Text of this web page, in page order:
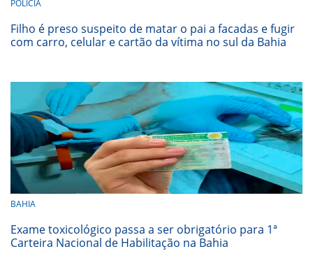
POLÍCIA
Filho é preso suspeito de matar o pai a facadas e fugir
com carro, celular e cartão da vítima no sul da Bahia
BAHIA
Exame toxicológico passa a ser obrigatório para 1ª
Carteira Nacional de Habilitação na Bahia